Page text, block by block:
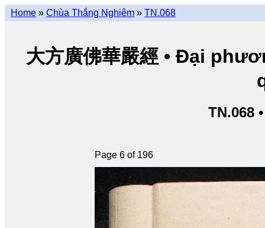
Home » Chùa Thắng Nghiêm » TN.068
大方廣佛華嚴經 • Đại
TN.068
Page 6 of 196